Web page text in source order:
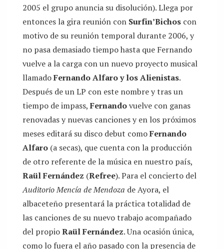
2005 el grupo anuncia su disolución). Llega por
entonces la gira reunión con Surfin’Bichos con
motivo de su reunión temporal durante 2006, y
no pasa demasiado tiempo hasta que Fernando
vuelve a la carga con un nuevo proyecto musical
llamadoFernando Alfaro y los Alienistas.
Después de un LP con este nombre y tras un
tiempo de impass, Fernandovuelve con ganas
renovadas y nuevas canciones y en los próximos
meses editará su disco debut comoFernando
Alfaro (a secas), que cuenta con la producción
de otro referente de la música en nuestro país,
Raül Fernández (Refree). Para el concierto del
Auditorio Mencía de Mendoza de Ayora, el
albaceteño presentará la práctica totalidad de
las canciones de su nuevo trabajo acompañado
del propioRaül Fernández. Una ocasión única,
como lo fuera el año pasado con la presencia de